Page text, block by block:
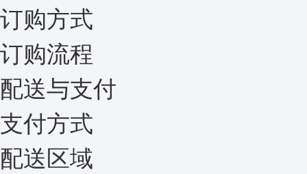
订购方式
订购流程
配送与支付
支付方式
配送区域